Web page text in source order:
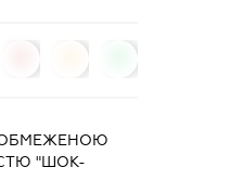
"ШОК-